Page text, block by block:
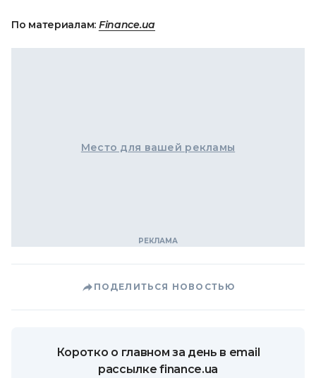
По материалам: Finance.ua
Место для вашей рекламы
ПОДЕЛИТЬСЯ НОВОСТЬЮ
Коротко о главном за день в email
рассылке finance.ua